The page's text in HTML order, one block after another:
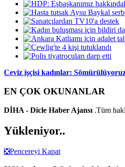
Ceviz işçisi kadınlar:
EN ÇOK OKUNANLAR
DİHA - Dicle Haber Ajansı .Tüm
Yükleniyor..
❎Pencereyi Kapat